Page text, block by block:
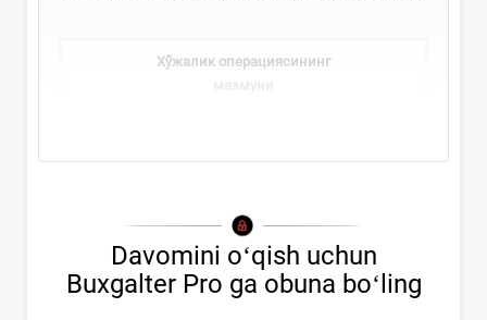
Хўжалик операциясининг
Davomini oʻqish uchun
Buxgalter Pro ga obuna boʻling